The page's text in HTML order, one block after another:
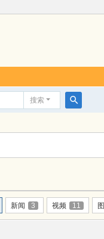
搜索
索
新闻 3 视频 11